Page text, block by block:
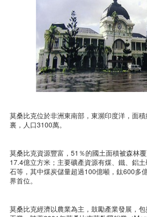
莫桑比克位於非洲東南部，東瀕印度洋，面
裏，人口3100萬。
莫桑比克資源豐富，51％的國土面積被森林
17.4億立方米；主要礦產資源有煤、鐵、鋁
石等，其中煤炭儲量超過100億噸，鈦600多
界首位。
莫桑比克經濟以農業為主，鼓勵產業發展，